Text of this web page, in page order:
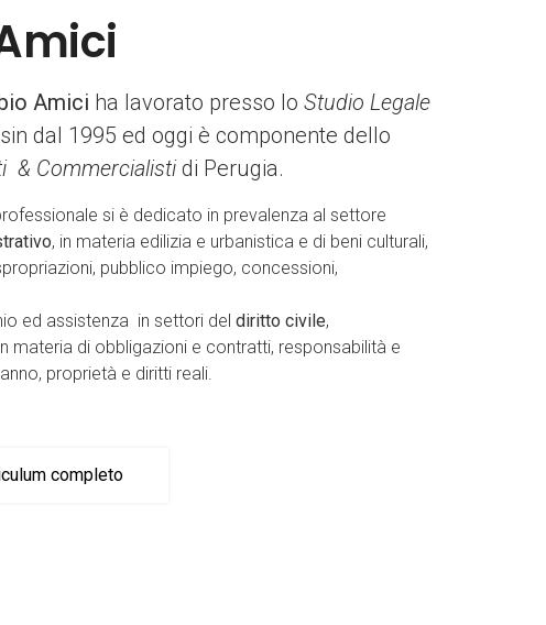
Amici ha lavorato presso lo Studio Legale
dal 1995 ed oggi è componente dello
& Commercialistidi Perugia.
si è dedicato in prevalenza al settore
, in materia edilizia e urbanistica e di beni culturali,
pubblico impiego, concessioni,
ed assistenza in settori del diritto civile,
materia di obbligazioni e contratti, responsabilità e
proprietà e diritti reali.
completo